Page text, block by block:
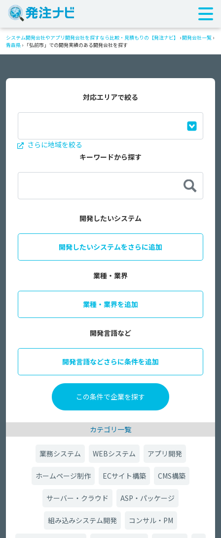
システム開発会社やアプリ開発会社を探すなら比較・見積もりの【発注ナビ】 ›開発会社一覧 ›
青森県 › 「弘前市」での開発実績のある開発会社を探す
対応エリアで絞る
さらに地域を絞る
キーワードから探す
開発したいシステム
開発したいシステムをさらに追加
業種・業界
業種・業界を追加
開発言語など
開発言語などさらに条件を追加
カテゴリ一覧
業務システム WEBシステム アプリ開発
ホームページ制作 ECサイト構築 CMS構築
サーバー・クラウド ASP・パッケージ
組み込みシステム開発 コンサル・PM